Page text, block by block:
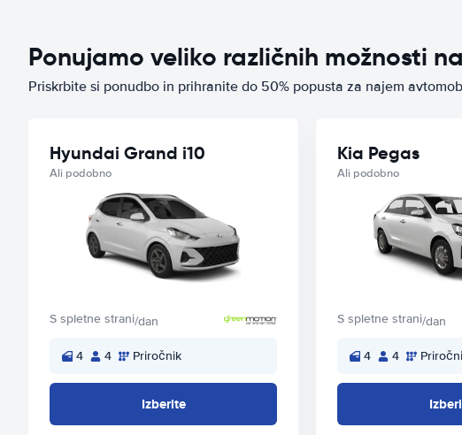
Ponujamo veliko različnih možnosti
Priskrbite si ponudbo in prihranite do 50% popusta za najem
Hyundai Grand i10
Ali podobno
S spletne strani/dan
4 4 Priročnik
Izberite
Kia Pegas
Ali podobno
S spletne strani/dan
4 4